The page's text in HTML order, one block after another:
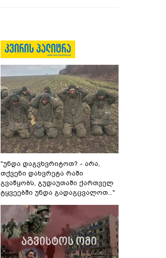
"უნდა დაგვხვრიტოთ? - არა,
თქვენი დახვრეტა რაში
გვაწყობს, გუდაუთაში ქართველ
ტყვეებში უნდა გადაგცვალოთ..."